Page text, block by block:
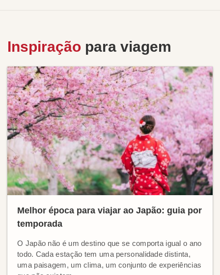
Inspiração para viagem
Melhor época para viajar ao Japão: guia por
temporada
O Japão não é um destino que se comporta igual o ano
todo. Cada estação tem uma personalidade distinta,
uma paisagem, um clima, um conjunto de experiências